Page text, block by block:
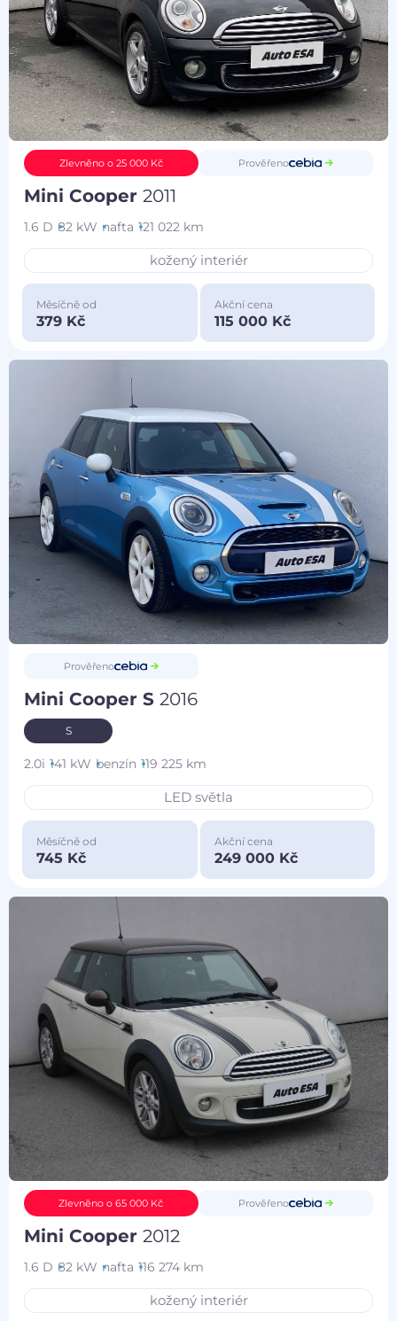
Zlevněno o 25 000 Kč Prověřeno
Mini Cooper2011
1.6 D 82 kW nafta 121 022 km
kožený interiér
Měsíčně od
379 Kč
Akční cena
115 000 Kč
Prověřeno
Mini Cooper S2016
S
2.0i 141 kW benzín 119 225 km
LED světla
Měsíčně od
745 Kč
Akční cena
249 000 Kč
Zlevněno o 65 000 Kč Prověřeno
Mini Cooper2012
1.6 D 82 kW nafta 116 274 km
kožený interiér